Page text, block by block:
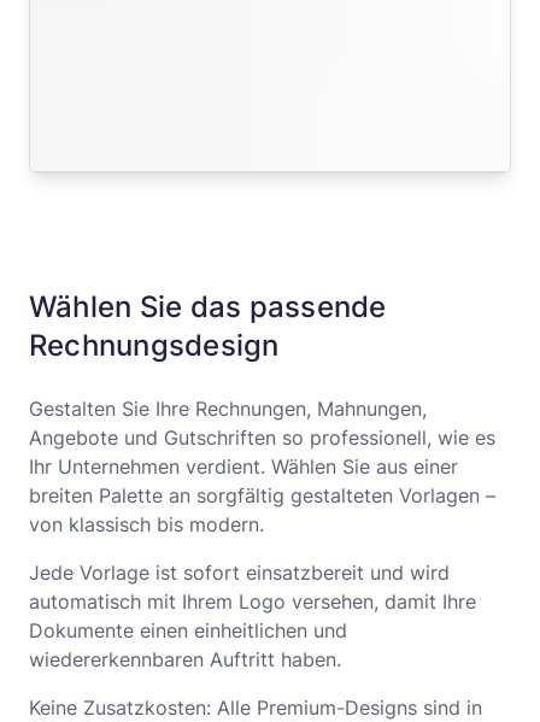
Wählen Sie das passende
Rechnungsdesign
Gestalten Sie Ihre Rechnungen, Mahnungen,
Angebote und Gutschriften so professionell, wie es
Ihr Unternehmen verdient. Wählen Sie aus einer
breiten Palette an sorgfältig gestalteten Vorlagen –
von klassisch bis modern.
Jede Vorlage ist sofort einsatzbereit und wird
automatisch mit Ihrem Logo versehen, damit Ihre
Dokumente einen einheitlichen und
wiedererkennbaren Auftritt haben.
Keine Zusatzkosten: Alle Premium-Designs sind in